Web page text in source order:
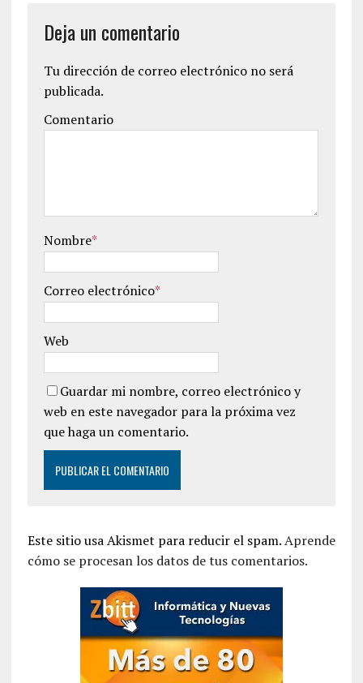
Deja un comentario
Tu dirección de correo electrónico no será
publicada.
Comentario
Nombre*
Correo electrónico*
Web
Guardar mi nombre, correo electrónico y
web en este navegador para la próxima vez
que haga un comentario.
Este sitio usa Akismet para reducir el spam.Aprende
cómo se procesan los datos de tus comentarios.